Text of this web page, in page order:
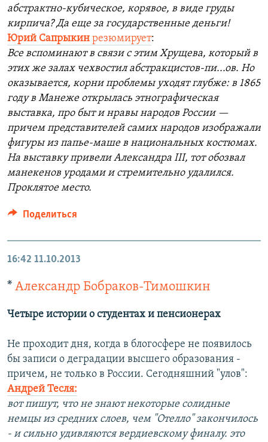
абстрактно-кубическое, корявое, в виде груды
кирпича? Да еще за государственные деньги!
Юрий Сапрыкин резюмирует:
Все вспоминают в связи с этим Хрущева, который в
этих же залах чехвостил абстракцистов-пи...ов. Но
оказывается, корни проблемы уходят глубже: в 1865
году в Манеже открылась этнографическая
выставка, про быт и нравы народов России —
причем представителей самих народов изображали
фигуры из папье-маше в национальных костюмах.
На выставку привели Александра III, тот обозвал
манекенов уродами и стремительно удалился.
Проклятое место.
Поделиться
16:42 11.10.2013
* Александр Бобраков-Тимошкин
Четыре истории о студентах и пенсионерах
Не проходит дня, когда в блогосфере не появилось
бы записи о деградации высшего образования -
причем, не только в России. Сегодняшний "улов":
Андрей Тесля:
вот пишут, что не знают некоторые солидные
немцы из средних слоев, чем "Отелло" закончилось
- и сильно удивляются вердиевскому финалу. это